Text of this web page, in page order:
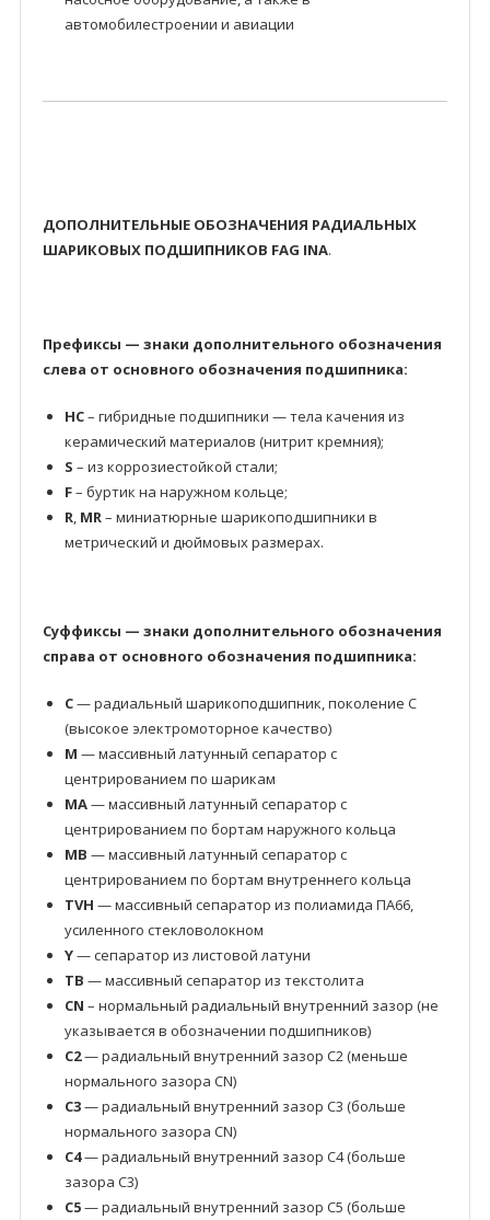
автомобилестроении и авиации
ДОПОЛНИТЕЛЬНЫЕ ОБОЗНАЧЕНИЯ РАДИАЛЬНЫХ
ШАРИКОВЫХ ПОДШИПНИКОВ FAG INA.
Префиксы — знаки дополнительного обозначения
слева от основного обозначения подшипника:
HC– гибридные подшипники — тела качения из
керамический материалов (нитрит кремния);
S – из коррозиестойкой стали;
F– буртик на наружном кольце;
R, MR– миниатюрные шарикоподшипники в
метрический и дюймовых размерах.
Суффиксы — знаки дополнительного обозначения
справа от основного обозначения подшипника:
C— радиальный шарикоподшипник, поколение C
(высокое электромоторное качество)
M — массивный латунный сепаратор с
центрированием по шарикам
MA— массивный латунный сепаратор с
центрированием по бортам наружного кольца
MB — массивный латунный сепаратор с
центрированием по бортам внутреннего кольца
TVH — массивный сепаратор из полиамида ПА66,
усиленного стекловолокном
Y— сепаратор из листовой латуни
TB — массивный сепаратор из текстолита
CN – нормальный радиальный внутренний зазор (не
указывается в обозначении подшипников)
C2— радиальный внутренний зазор C2 (меньше
нормального зазора CN)
C3— радиальный внутренний зазор C3 (больше
нормального зазора CN)
C4— радиальный внутренний зазор C4 (больше
зазора C3)
C5— радиальный внутренний зазор C5 (больше